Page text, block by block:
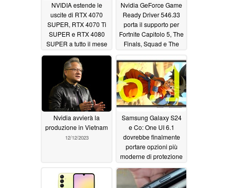
NVIDIA estende le
uscite di RTX 4070
SUPER, RTX 4070 Ti
SUPER e RTX 4080
SUPER a tutto il mese
di gennaio 2024 con
sette date di embargo
12/18/2023
Nvidia GeForce Game
Ready Driver 546.33
porta il supporto per
Fortnite Capitolo 5, The
Finals, Squad e The
Nvidia avvierà la
produzione in Vietnam
12/12/2023
Samsung Galaxy S24
e Co: One UI 6.1
dovrebbe finalmente
portare opzioni più
moderne di protezione
della batteria12/08/2023